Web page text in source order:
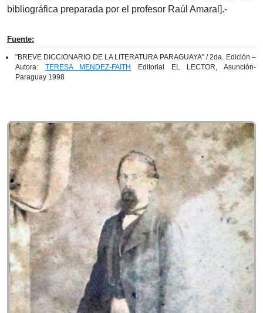
bibliográfica preparada por el profesor Raúl Amaral].-
Fuente:
"BREVE DICCIONARIO DE LA LITERATURA PARAGUAYA" / 2da. Edición –
Autora: TERESA MENDEZ-FAITH
Editorial EL LECTOR, Asunción-
Paraguay 1998